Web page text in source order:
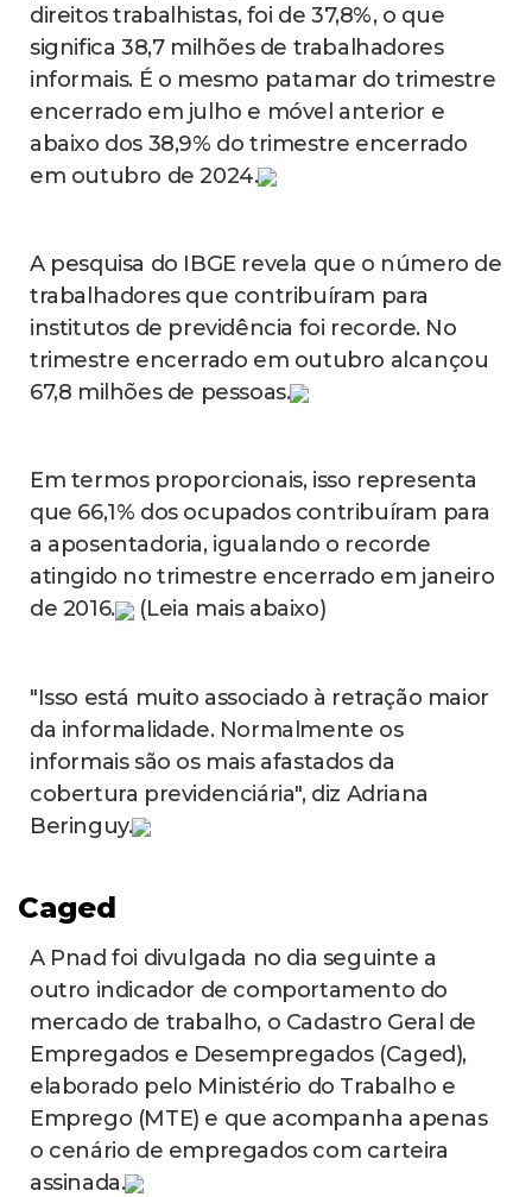
direitos trabalhistas, foi de 37,8%, o que
significa 38,7 milhões de trabalhadores
informais. É o mesmo patamar do trimestre
encerrado em julho e móvel anterior e
abaixo dos 38,9% do trimestre encerrado
em outubro de 2024.
A pesquisa do IBGE revela que o número de
trabalhadores que contribuíram para
institutos de previdência foi recorde. No
trimestre encerrado em outubro alcançou
67,8 milhões de pessoas.
Em termos proporcionais, isso representa
que 66,1% dos ocupados contribuíram para
a aposentadoria, igualando o recorde
atingido no trimestre encerrado em janeiro
de 2016.
(Leia mais abaixo)
"Isso está muito associado à retração maior
da informalidade. Normalmente os
informais são os mais afastados da
cobertura previdenciária", diz Adriana
Beringuy.
Caged
A Pnad foi divulgada no dia seguinte a
outro indicador de comportamento do
mercado de trabalho, o Cadastro Geral de
Empregados e Desempregados (Caged),
elaborado pelo Ministério do Trabalho e
Emprego (MTE) e que acompanha apenas
o cenário de empregados com carteira
assinada.